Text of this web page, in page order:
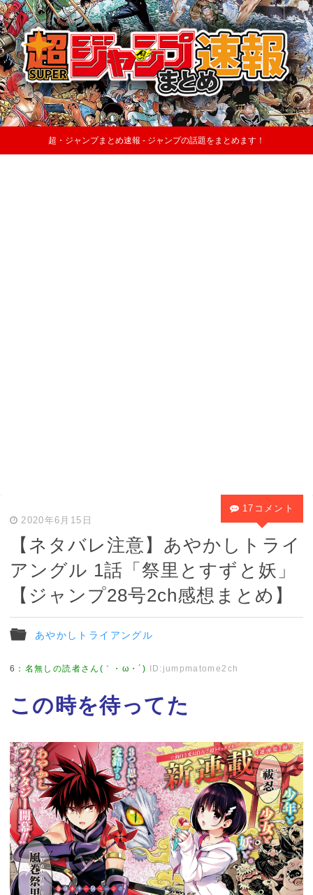
超・ジャンプまとめ速報 - ジャンプの話題をまとめます！
2020年6月15日
【ネタバレ注意】あやかしトライ
アングル 1話「祭里とすずと妖」
【ジャンプ28号2ch感想まとめ】
あやかしトライアングル
17コメント
6 ： 名無しの読者さん(｀・ω・´) ID:jumpmatome2ch
この時を待ってた